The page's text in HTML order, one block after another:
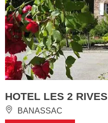
HOTEL LES 2 RIVES
BANASSAC